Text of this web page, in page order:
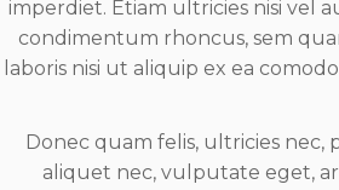
imperdiet. Etiam ultricies nisi vel
condimentum rhoncus, sem
laboris nisi ut aliquip ex ea
Donec quam felis, ultricies nec,
aliquet nec, vulputate eget,